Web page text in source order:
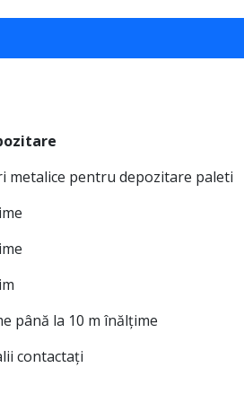
metalice pentru depozitare paleti
până la 10 m înălțime
contactați